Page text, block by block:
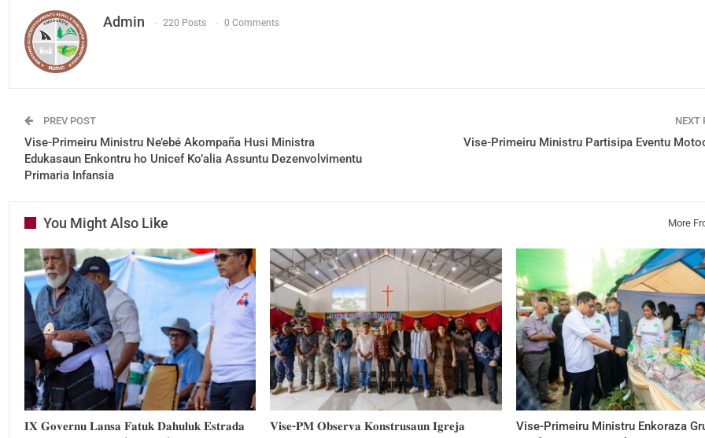
Admin 220 Posts 0 Comments
PREV POST
Vise-Primeiru Ministru Ne’ebé Akompaña Husi Ministra
Edukasaun Enkontru ho Unicef Ko’alia Assuntu Dezenvolvimentu
Primaria Infansia
NEXT
Vise-Primeiru Ministru Partisipa Eventu
You Might Also Like More
𝐈𝐗 𝐆𝐨𝐯𝐞𝐫𝐧𝐮 𝐋𝐚𝐧𝐬𝐚 𝐅𝐚𝐭𝐮𝐤 𝐃𝐚𝐡𝐮𝐥𝐮𝐤 𝐄𝐬𝐭𝐫𝐚𝐝𝐚
𝐕𝐢𝐬𝐞-𝐏𝐌 𝐎𝐛𝐬𝐞𝐫𝐯𝐚 𝐊𝐨𝐧𝐬𝐭𝐫𝐮𝐬𝐚𝐮𝐧 𝐈𝐠𝐫𝐞𝐣𝐚
Vise-Primeiru Ministru Enkoraza